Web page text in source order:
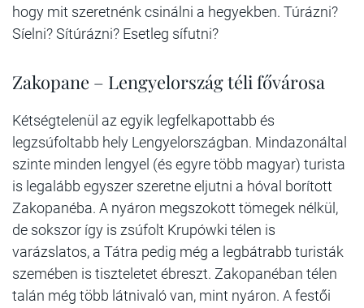
hogy mit szeretnénk csinálni a hegyekben. Túrázni?
Síelni? Sítúrázni? Esetleg sífutni?
Zakopane – Lengyelország téli fővárosa
Kétségtelenül az egyik legfelkapottabb és
legzsúfoltabb hely Lengyelországban. Mindazonáltal
szinte minden lengyel (és egyre több magyar) turista
is legalább egyszer szeretne eljutni a hóval borított
Zakopanéba. A nyáron megszokott tömegek nélkül,
de sokszor így is zsúfolt Krupówki télen is
varázslatos, a Tátra pedig még a legbátrabb turisták
szemében is tiszteletet ébreszt. Zakopanéban télen
talán még több látnivaló van, mint nyáron. A festői